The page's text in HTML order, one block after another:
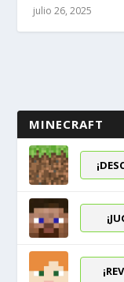
julio 26, 2025
MINECRAFT